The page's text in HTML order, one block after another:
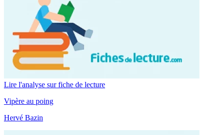
Lire l'analyse sur fiche de lecture
Vipère au poing
Hervé Bazin